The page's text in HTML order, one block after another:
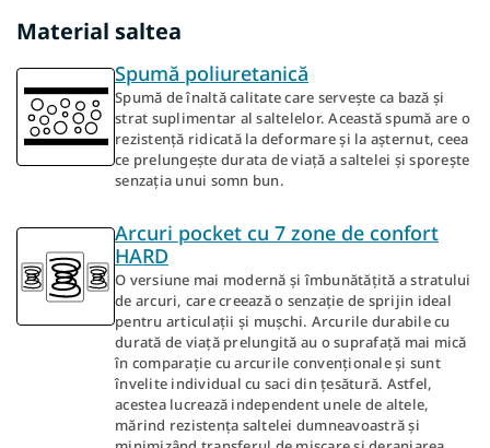
Material saltea
Spumă poliuretanică
Spumă de înaltă calitate care servește ca bază și
strat suplimentar al saltelelor. Această spumă are o
rezistență ridicată la deformare și la așternut, ceea
ce prelungește durata de viață a saltelei și sporește
senzația unui somn bun.
Arcuri pocket cu 7 zone de confort
HARD
O versiune mai modernă și îmbunătățită a stratului
de arcuri, care creează o senzație de sprijin ideal
pentru articulații și mușchi. Arcurile durabile cu
durată de viață prelungită au o suprafață mai mică
în comparație cu arcurile convenționale și sunt
învelite individual cu saci din țesătură. Astfel,
acestea lucrează independent unele de altele,
mărind rezistența saltelei dumneavoastră și